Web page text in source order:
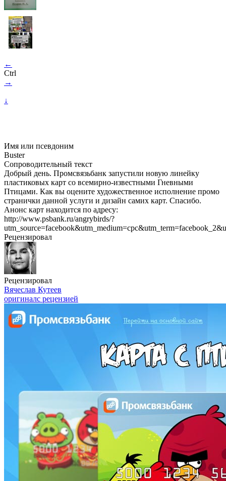
←
Ctrl
→
↓
Имя или псевдоним
Buster
Сопроводительный текст
Добрый день. Промсвязьбанк запустили новую линейку
пластиковых карт со всемирно-известными Гневными
Птицами. Как вы оцените художественное исполнение промо
странички данной услуги и дизайн самих карт. Спасибо.
Анонс карт находится по адресу:
http://www.psbank.ru/angrybirds/?
Рецензировал
Рецензировал
Вячеслав Кутеев
оригиналс рецензией